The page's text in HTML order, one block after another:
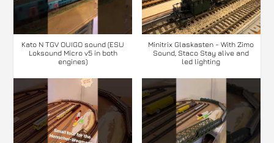
Kato N TGV OUIGO sound (ESU
Loksound Micro v5 in both
engines)
Minitrix Glaskasten - With Zimo
Sound, Staco Stay alive and
led lighting